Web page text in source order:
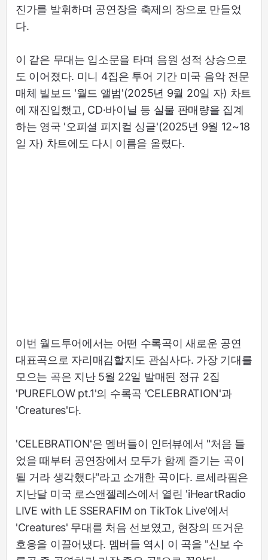
진가를 발휘하며 공연장을 축제의 장으로 만들었
다.
이 같은 무대는 입소문을 타며 음원 성적 상승으로
도 이어졌다. 미니 4집은 투어 기간 미국 음악 전문
매체 빌보드 '월드 앨범'(2025년 9월 20일 자) 차트
에 재진입했고, CD·바이닐 등 실물 판매량을 집계
하는 영국 '오피셜 피지컬 싱글'(2025년 9월 12~18
일 자) 차트에도 다시 이름을 올렸다.
이번 월드투어에서는 어떤 수록곡이 새로운 공연
대표곡으로 자리매김할지도 관심사다. 가장 기대를
모으는 곡은 지난 5월 22일 발매된 정규 2집
'PUREFLOW pt.1'의 수록곡 'CELEBRATION'과
'Creatures'다.
'CELEBRATION'은 멤버들이 인터뷰에서 "처음 들
었을 때부터 공연장에서 모두가 함께 즐기는 곡이
될 거라 생각했다"라고 소개한 곡이다. 르세라핌은
지난달 미국 로스앤젤레스에서 열린 'iHeartRadio
LIVE with LE SSERAFIM on TikTok Live'에서
'Creatures' 무대를 처음 선보였고, 현장의 뜨거운
호응을 이끌어냈다. 멤버들 역시 이 곡을 "신보 수